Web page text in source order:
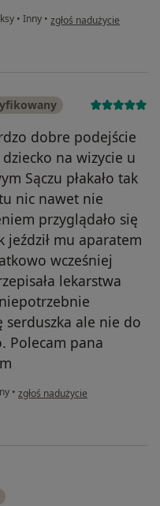
• Inny • w opinii użytkownika
zgłoś nadużycie
dobre podejście
na wizycie u
Sączu płakało tak
nic nawet nie
przyglądało się
jeździł mu aparatem
wcześniej
lekarstwa
serduszka ale nie do
Polecam pana
• w opinii użytkownika M. H.
zgłoś nadużycie